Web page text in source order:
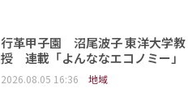
行革甲子園 沼尾波子 東洋大学教
授 連載「よんななエコノミー」
2026.08.05 16:36 地域